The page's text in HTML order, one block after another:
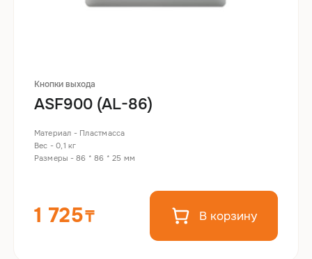
Кнопки выхода
ASF900 (AL-86)
Материал - Пластмасса
Вес - 0,1 кг
Размеры - 86 * 86 * 25 мм
1 725 В корзину